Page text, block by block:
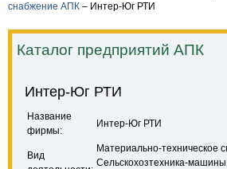
снабжение АПК – Интер-Юг РТИ
Каталог предприятий АПК
Интер-Юг РТИ
Название
фирмы:
Интер-Юг РТИ
Вид
Материально-техническое
Сельскохозтехника-